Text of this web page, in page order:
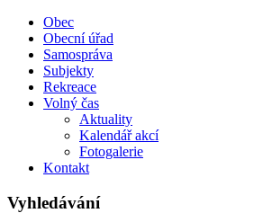
Obec
Obecní úřad
Samospráva
Subjekty
Rekreace
Volný čas
Aktuality
Kalendář akcí
Fotogalerie
Kontakt
Vyhledávání